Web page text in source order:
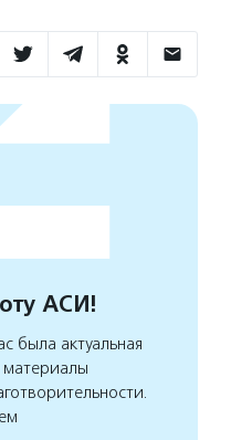
АСИ!
была актуальная